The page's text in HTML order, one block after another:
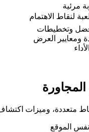
مرئية
لنقاط الاهتمام
أفضل وتخطيطات
ومعايير العرض
المجاورة
متعددة، وميزات
نفس الموقع